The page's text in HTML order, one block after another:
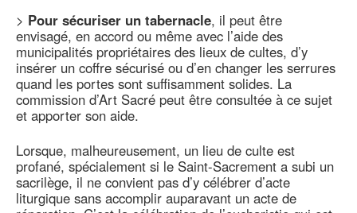
> Pour sécuriser un tabernacle, il peut être
envisagé, en accord ou même avec l’aide des
municipalités propriétaires des lieux de cultes, d’y
insérer un coffre sécurisé ou d’en changer les serrures
quand les portes sont suffisamment solides. La
commission d’Art Sacré peut être consultée à ce sujet
et apporter son aide.
Lorsque, malheureusement, un lieu de culte est
profané, spécialement si le Saint-Sacrement a subi un
sacrilège, il ne convient pas d’y célébrer d’acte
liturgique sans accomplir auparavant un acte de